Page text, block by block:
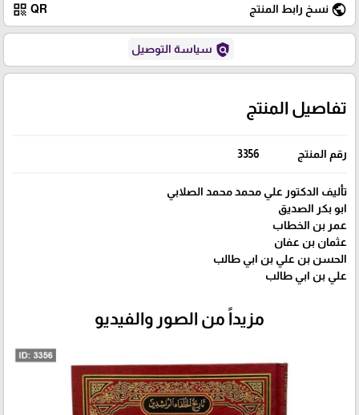
public نسخ رابط المنتج QR
qr_code
policy سياسة التوصيل
تفاصيل المنتج
رقم المنتج 3356
تأليف الدكتور علي محمد محمد الصلابي
ابو بكر الصديق
عمر بن الخطاب
عثمان بن عفان
الحسن بن علي بن ابي طالب
علي بن ابي طالب
مزيداً من الصور والفيديو